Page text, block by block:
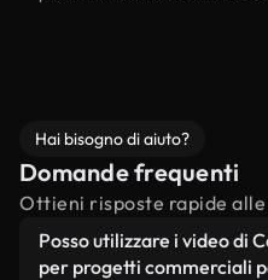
Hai bisogno di aiuto?
Domande frequenti
Ottieni risposte rapide
Posso utilizzare i video di
per progetti commerciali